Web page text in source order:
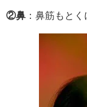
②鼻 ：鼻筋もと